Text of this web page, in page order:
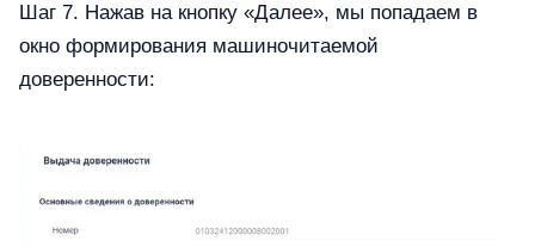
Шаг 7. Нажав на кнопку «Далее», мы попадаем в
окно формирования машиночитаемой
доверенности: